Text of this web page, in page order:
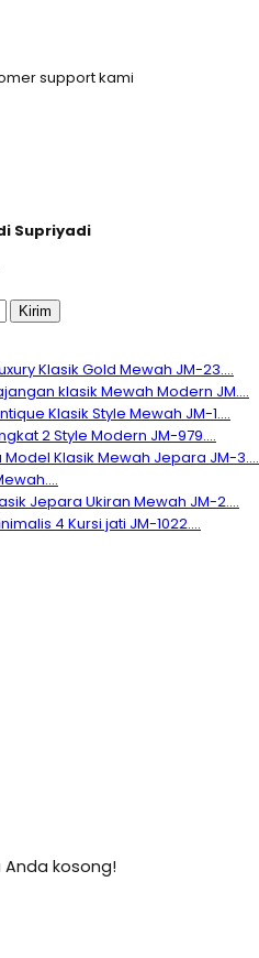
support kami
Supriyadi
Kirim
Klasik Gold Mewah JM-23....
klasik Mewah Modern JM....
Klasik Style Mewah JM-1....
2 Style Modern JM-979....
Klasik Mewah Jepara JM-3....
Jepara Ukiran Mewah JM-2....
4 Kursi jati JM-1022....
kosong!